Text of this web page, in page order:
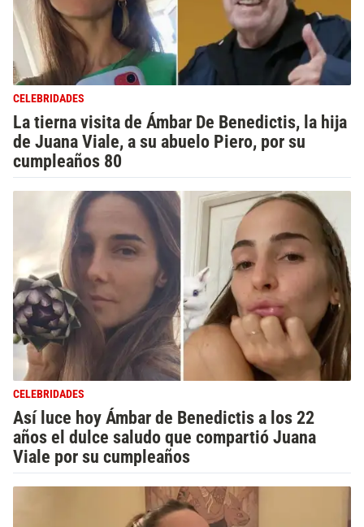
CELEBRIDADES
La tierna visita de Ámbar De Benedictis, la hija
de Juana Viale, a su abuelo Piero, por su
cumpleaños 80
CELEBRIDADES
Así luce hoy Ámbar de Benedictis a los 22
años el dulce saludo que compartió Juana
Viale por su cumpleaños